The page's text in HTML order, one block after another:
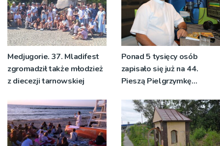
Medjugorie. 37. Mladifest
zgromadził także młodzież
z diecezji tarnowskiej
Ponad 5 tysięcy osób
zapisało się już na 44.
Pieszą Pielgrzymkę